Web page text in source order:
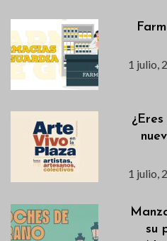
1 julio,
1 julio,
su